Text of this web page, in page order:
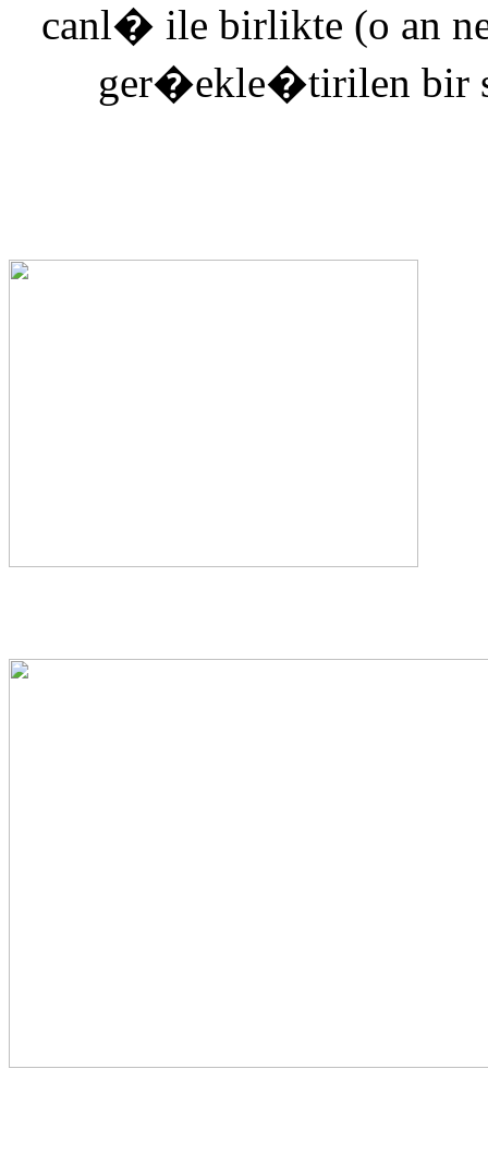
canl� ile birlikte (o an
ger�ekle�tirilen bir